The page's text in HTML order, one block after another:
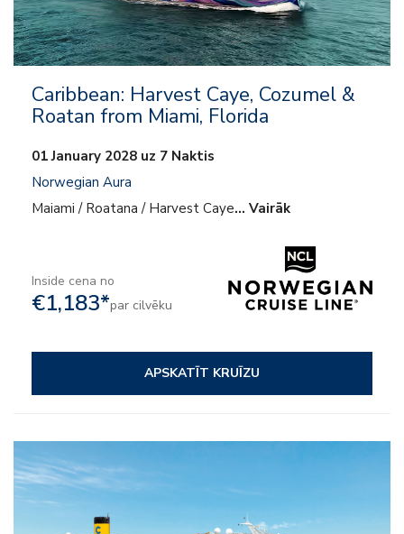
Caribbean: Harvest Caye, Cozumel &
Roatan from Miami, Florida
01 January 2028 uz 7 Naktis
Norwegian Aura
Maiami / Roatana / Harvest Caye… Vairāk
Inside cena no
€1,183*par cilvēku
APSKATĪT KRUĪZU